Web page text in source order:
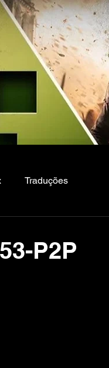
Traduções
P2P